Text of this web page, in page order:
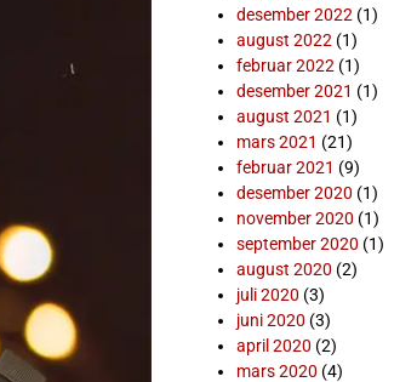
desember 2022 (1)
august 2022 (1)
februar 2022 (1)
desember 2021 (1)
august 2021 (1)
mars 2021 (21)
februar 2021 (9)
desember 2020 (1)
november 2020 (1)
september 2020 (1)
august 2020 (2)
juli 2020 (3)
juni 2020 (3)
april 2020 (2)
mars 2020 (4)